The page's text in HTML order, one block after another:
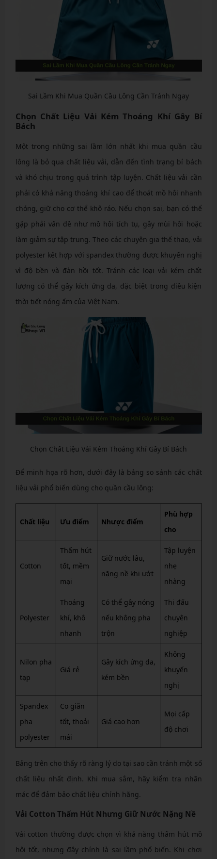
Sai Lầm Khi Mua Quần Cầu Lông Cần Tránh Ngay
Chọn Chất Liệu Vải Kém Thoáng Khí Gây Bí
Bách
Một trong những sai lầm lớn nhất khi mua quần cầu
lông là bỏ qua chất liệu vải, dẫn đến tình trạng bí bách
và khó chịu trong quá trình tập luyện. Chất liệu vải cần
phải có khả năng thoáng khí cao để thoát mồ hôi nhanh
chóng, giữ cho cơ thể khô ráo. Nếu chọn sai, bạn có thể
gặp phải vấn đề như mồ hôi tích tụ, gây mùi hôi hoặc
làm giảm sự tập trung. Theo các chuyên gia thể thao, vải
polyester kết hợp với spandex thường được khuyến nghị
vì độ bền và đàn hồi tốt. Tránh các loại vải kém chất
lượng có thể gây kích ứng da, đặc biệt trong điều kiện
thời tiết nóng ẩm của Việt Nam.
Chọn Chất Liệu Vải Kém Thoáng Khí Gây Bí Bách
Để minh họa rõ hơn, dưới đây là bảng so sánh các chất
liệu vải phổ biến dùng cho quần cầu lông:
Chất liệu Ưu điểm Nhược điểm
Phù hợp
cho
Cotton
Thấm hút
tốt, mềm
mại
Giữ nước lâu,
nặng nề khi ướt
Tập luyện
nhẹ
nhàng
Polyester
Thoáng
khí, khô
nhanh
Có thể gây nóng
nếu không pha
trộn
Thi đấu
chuyên
nghiệp
Nilon pha
tạp
Giá rẻ
Gây kích ứng da,
kém bền
Không
khuyến
nghị
Spandex
pha
polyester
Co giãn
tốt, thoải
mái
Giá cao hơn
Mọi cấp
độ chơi
Bảng trên cho thấy rõ ràng lý do tại sao cần tránh một số
chất liệu nhất định. Khi mua sắm, hãy kiểm tra nhãn
mác để đảm bảo chất liệu chính hãng.
Vải Cotton Thấm Hút Nhưng Giữ Nước Nặng Nề
Vải cotton thường được chọn vì khả năng thấm hút mồ
hôi tốt, nhưng đây chính là sai lầm phổ biến. Khi chơi